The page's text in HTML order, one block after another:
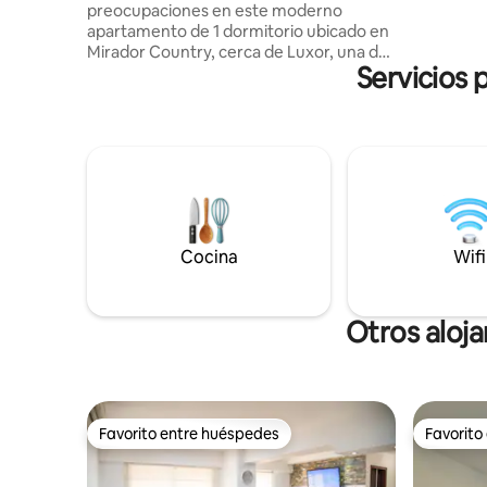
preocupaciones en este moderno
apartamento de 1 dormitorio ubicado en
Mirador Country, cerca de Luxor, una de
las zonas más convenientes y conocidas
de Valencia. Ideal para parejas o viajeros
la propiedad es su generador de energía
de respaldo completo, que garantiza
electricidad ininterrumpida durante toda
su estadía, una característica esencial
Servicios
Cocina Wifi
Otros
Favorito entre huéspedes
Favorito entre huéspedes